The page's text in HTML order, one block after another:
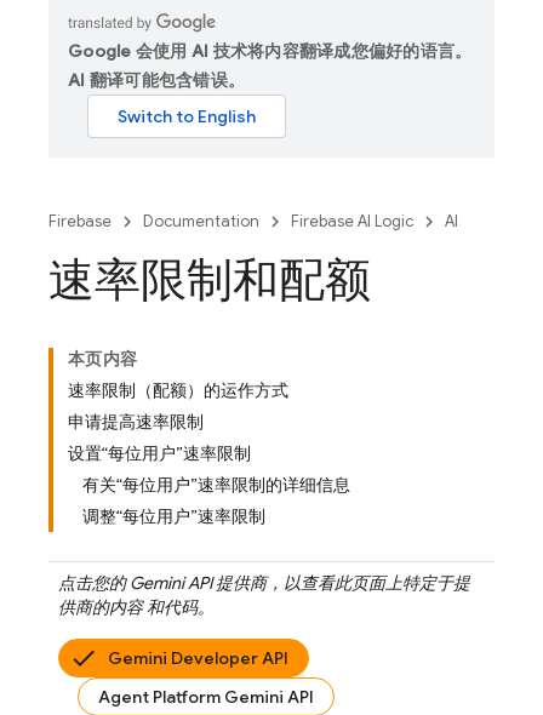
Google 会使用 AI 技术将内容翻译成您偏好的语言。
AI 翻译可能包含错误。
Firebase Documentation Firebase AI Logic AI
速率限制和配额
本页内容
速率限制（配额）的运作方式
申请提高速率限制
设置“每位用户”速率限制
有关“每位用户”速率限制的详细信息
调整“每位用户”速率限制
点击您的Gemini API提供商，以查看此页面上特定于提
供商的内容 和代码。
Gemini Developer API
Agent Platform Gemini API